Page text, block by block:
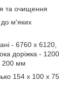
та очищення
до м'яких
- 6760 х 6120,
доріжка - 1200
200 мм
154 x 100 x 75